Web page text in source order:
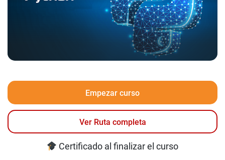
Empezar curso
Ver Ruta completa
Certificado al finalizar el curso